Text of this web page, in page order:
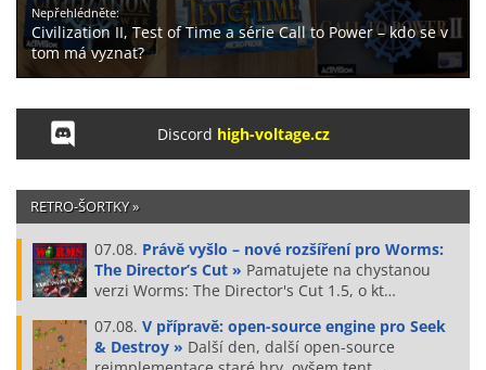
Nepřehlédněte:
Civilization II, Test of Time a série Call to Power – kdo se v
tom má vyznat?
Discord high-voltage.cz
RETRO-ŠORTKY »
07.08. Právě vyšlo – nové rozšíření pro Worms:
The Director’s Cut » Pamatujete na chystanou
verzi Worms: The Director's Cut 1.5, o kt…
07.08. V přípravě: open-source engine pro Seek
& Destroy » Další den, další open-source